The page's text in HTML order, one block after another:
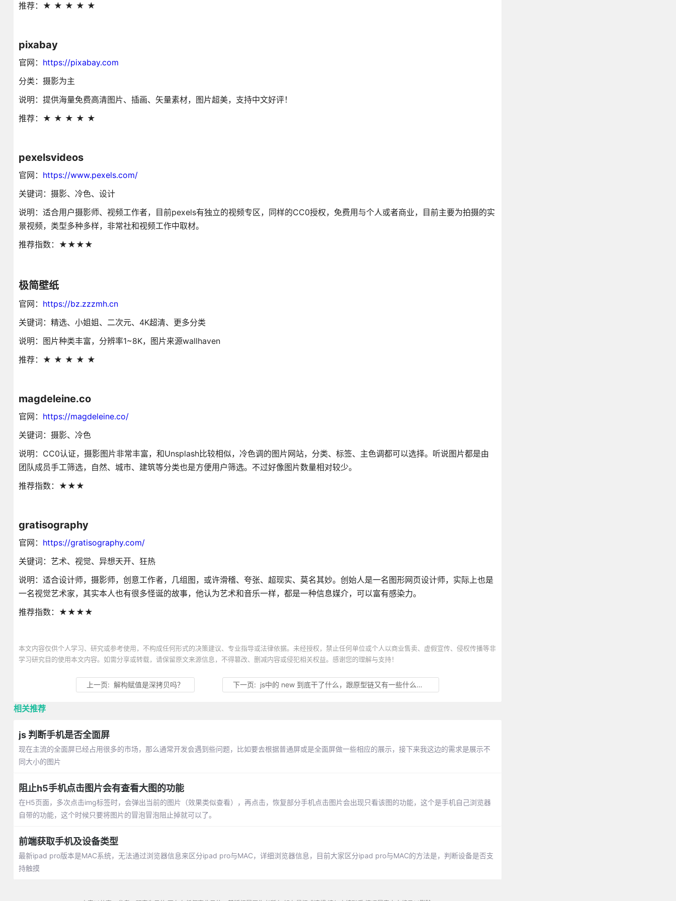
推荐：★ ★ ★ ★ ★
pixabay
官网： https://pixabay.com
分类：摄影为主
说明：提供海量免费高清图片、插画、矢量素材，图片超美，支持中文好评！
推荐：★ ★ ★ ★ ★
pexelsvideos
官网： https://www.pexels.com/
关键词：摄影、冷色、设计
说明：适合用户摄影师、视频工作者，目前pexels有独立的视频专区，同样的CC0授权，免费用与个人或者商业，目前主要为拍摄的实
景视频，类型多种多样，非常社和视频工作中取材。
推荐指数：★★★★
极简壁纸
官网： https://bz.zzzmh.cn
关键词：精选、小姐姐、二次元、4K超清、更多分类
说明：图片种类丰富，分辨率1~8K，图片来源wallhaven
推荐：★ ★ ★ ★ ★
magdeleine.co
官网： https://magdeleine.co/
关键词：摄影、冷色
说明：CC0认证，摄影图片非常丰富，和Unsplash比较相似，冷色调的图片网站，分类、标签、主色调都可以选择。听说图片都是由
团队成员手工筛选，自然、城市、建筑等分类也是方便用户筛选。不过好像图片数量相对较少。
推荐指数：★★★
gratisography
官网： https://gratisography.com/
关键词：艺术、视觉、异想天开、狂热
说明：适合设计师，摄影师，创意工作者，几组图，或许滑稽、夸张、超现实、莫名其妙。创始人是一名图形网页设计师，实际上也是
一名视觉艺术家，其实本人也有很多怪诞的故事，他认为艺术和音乐一样，都是一种信息媒介，可以富有感染力。
推荐指数：★★★★
本文内容仅供个人学习、研究或参考使用，不构成任何形式的决策建议、专业指导或法律依据。未经授权，禁止任何单位或个人以商业售卖、虚假宣传、侵权传播等非
学习研究目的使用本文内容。如需分享或转载，请保留原文来源信息，不得篡改、删减内容或侵犯相关权益。感谢您的理解与支持！
上一页:解构赋值是深拷贝吗？ 下一页: js中的 new 到底干了什么，跟原型链又有一些什么联系？
相关推荐
js 判断手机是否全面屏
现在主流的全面屏已经占用很多的市场，那么通常开发会遇到些问题，比如要去根据普通屏或是全面屏做一些相应的展示，接下来我这边的需求是展示不
同大小的图片
阻止h5手机点击图片会有查看大图的功能
在H5页面，多次点击img标签时，会弹出当前的图片（效果类似查看），再点击，恢复部分手机点击图片会出现只看该图的功能，这个是手机自己浏览器
自带的功能，这个时候只要将图片的冒泡冒泡阻止掉就可以了。
前端获取手机及设备类型
最新ipad pro版本是MAC系统，无法通过浏览器信息来区分ipad pro与MAC，详细浏览器信息，目前大家区分ipad pro与MAC的方法是，判断设备是否支
持触摸